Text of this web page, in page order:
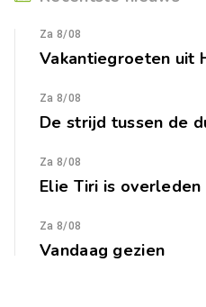
Za 8/08
Vakantiegroeten uit
Za 8/08
De strijd tussen de
Za 8/08
Elie Tiri is overleden
Za 8/08
Vandaag gezien